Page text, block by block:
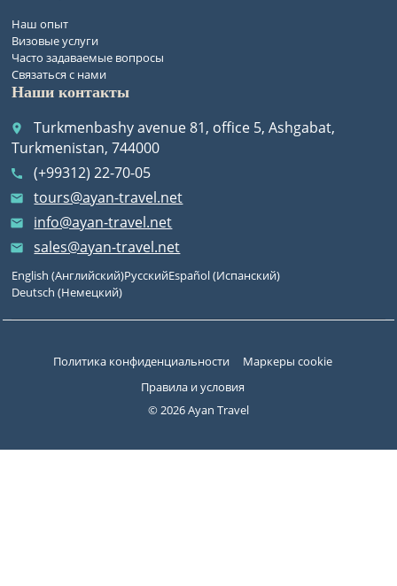
Наш опыт
Визовые услуги
Часто задаваемые вопросы
Связаться с нами
Наши контакты
place
Turkmenbashy avenue 81, office 5, Ashgabat,
Turkmenistan, 744000
call (+99312) 22-70-05
email tours@ayan-travel.net
email info@ayan-travel.net
email sales@ayan-travel.net
English (Английский)РусскийEspañol(Испанский)
Deutsch (Немецкий)
© 2026 Ayan Travel
Политика конфиденциальности
Маркеры cookie
Правила и условия